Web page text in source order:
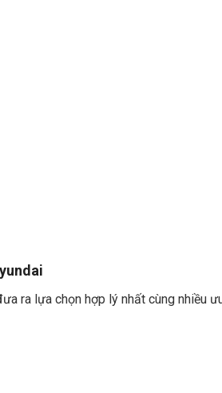
ra lựa chọn hợp lý nhất cùng nhiều